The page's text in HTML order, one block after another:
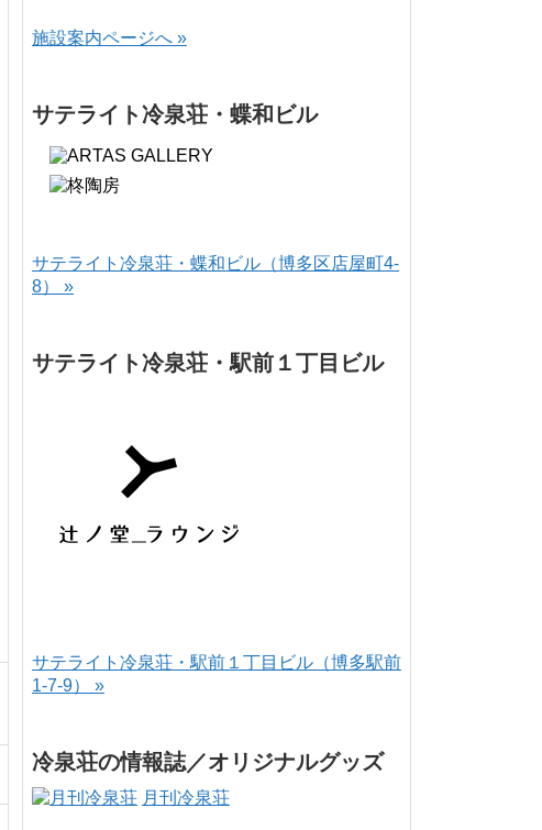
施設案内ページへ »
サテライト冷泉荘・蝶和ビル
サテライト冷泉荘・蝶和ビル（博多区店屋町4-
8） »
サテライト冷泉荘・駅前１丁目ビル
サテライト冷泉荘・駅前１丁目ビル（博多駅前
1-7-9） »
冷泉荘の情報誌／オリジナルグッズ
月刊冷泉荘